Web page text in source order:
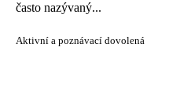
často nazývaný...
Aktivní a poznávací dovolená